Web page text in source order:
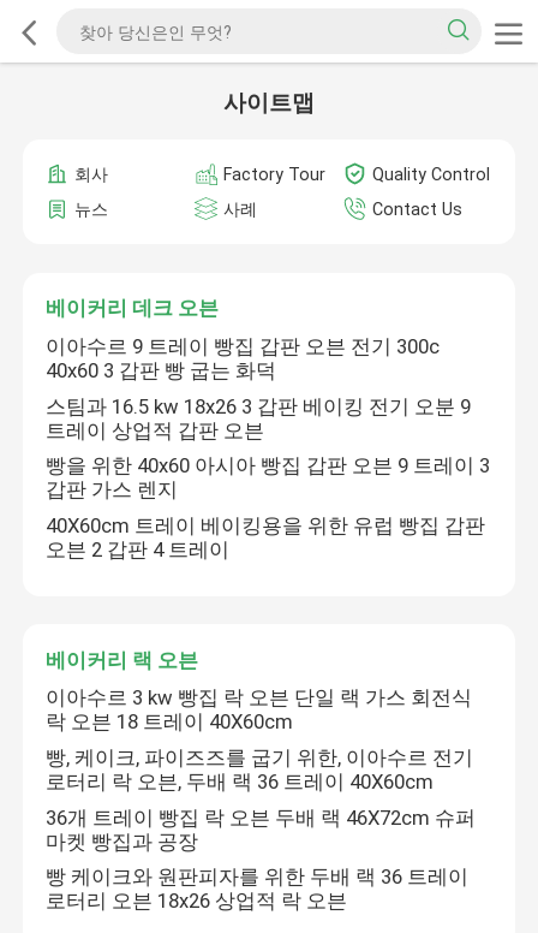
사이트맵
회사 Factory Tour
Quality Control
뉴스
사례 Contact Us
베이커리 데크 오븐
이아수르 9 트레이 빵집 갑판 오븐 전기 300c
40x60 3 갑판 빵 굽는 화덕
스팀과 16.5 kw 18x26 3 갑판 베이킹 전기 오분 9
트레이 상업적 갑판 오븐
빵을 위한 40x60 아시아 빵집 갑판 오븐 9 트레이 3
갑판 가스 렌지
40X60cm 트레이 베이킹용을 위한 유럽 빵집 갑판
오븐 2 갑판 4 트레이
베이커리 랙 오븐
이아수르 3 kw 빵집 락 오븐 단일 랙 가스 회전식
락 오븐 18 트레이 40X60cm
빵, 케이크, 파이즈즈를 굽기 위한, 이아수르 전기
로터리 락 오븐, 두배 랙 36 트레이 40X60cm
36개 트레이 빵집 락 오븐 두배 랙 46X72cm 슈퍼
마켓 빵집과 공장
빵 케이크와 원판피자를 위한 두배 랙 36 트레이
로터리 오븐 18x26 상업적 락 오븐